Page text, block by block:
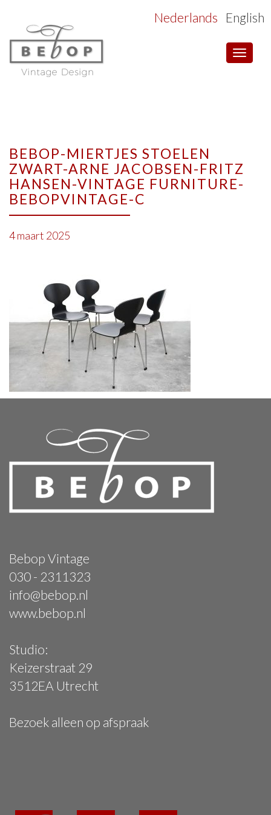
Toggle
Nederlands English
BEBOP-MIERTJES STOELEN
ZWART-ARNE JACOBSEN-FRITZ
HANSEN-VINTAGE FURNITURE-
BEBOPVINTAGE-C
4 maart 2025
Bebop Vintage
030 - 2311323
info@bebop.nl
www.bebop.nl
Studio:
Keizerstraat 29
3512EA Utrecht
Bezoek alleen op afspraak